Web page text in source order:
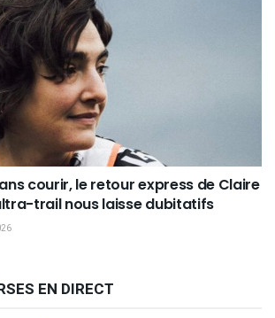
courir, le retour express de Claire
trail nous laisse dubitatifs
EN DIRECT